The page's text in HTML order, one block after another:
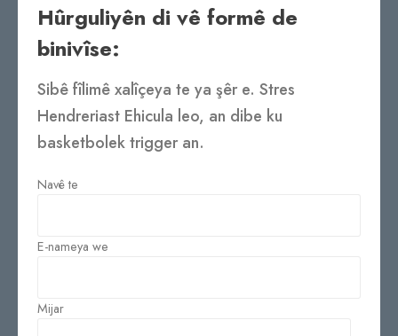
Hûrguliyên di vê formê de
binivîse:
Sibê fîlimê xalîçeya te ya şêr e. Stres
Hendreriast Ehicula leo, an dibe ku
basketbolek trigger an.
Navê te
E-nameya we
Mijar